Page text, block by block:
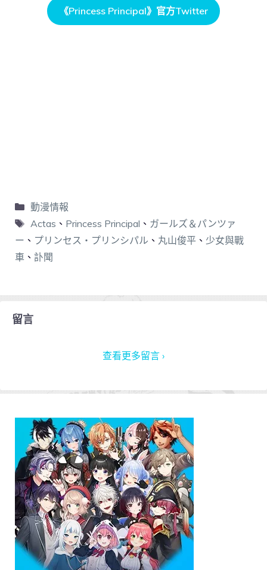
《Princess Principal》官方Twitter
動漫情報
Actas 、 Princess Principal 、 ガールズ＆パンツァ
ー 、 プリンセス・プリンシパル 、 丸山俊平 、 少女與戰
車 、 訃聞
留言
查看更多留言 ›